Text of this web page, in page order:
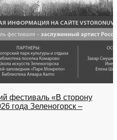
фестиваль «В сторону
года Зеленогорск –